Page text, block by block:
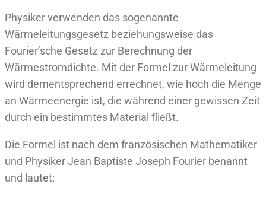
Physiker verwenden das sogenannte
Wärmeleitungsgesetz beziehungsweise das
Fourier’sche Gesetz zur Berechnung der
Wärmestromdichte. Mit der Formel zur Wärmeleitung
wird dementsprechend errechnet, wie hoch die Menge
an Wärmeenergie ist, die während einer gewissen Zeit
durch ein bestimmtes Material fließt.
Die Formel ist nach dem französischen Mathematiker
und Physiker Jean Baptiste Joseph Fourier benannt
und lautet: